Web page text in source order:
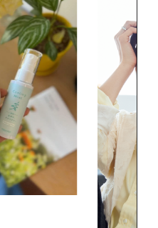
2026.07.24